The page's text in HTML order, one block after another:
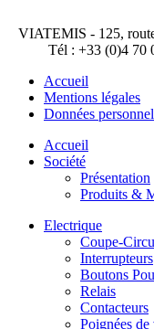
VIATEMIS - 125,
Tél : +33 (0)4 70
Accueil
Mentions légales
Données
Accueil
Société
Présentation
Produits &
Electrique
Coupe-
Interrupteurs
Boutons
Relais
Contacteurs
Poignées de